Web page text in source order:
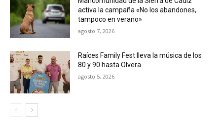
activa la campaña «No los abandones,
tampoco en verano»
agosto 7, 2026
Raíces Family Fest lleva la música de los
80 y 90 hasta Olvera
agosto 5, 2026